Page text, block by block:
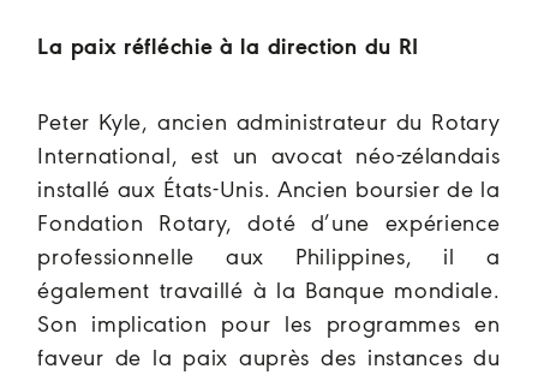
La paix réfléchie à la direction du RI
Peter Kyle, ancien administrateur du Rotary
International, est un avocat néo-zélandais
installé aux États-Unis. Ancien boursier de la
Fondation Rotary, doté d’une expérience
professionnelle aux Philippines, il a
également travaillé à la Banque mondiale.
Son implication pour les programmes en
faveur de la paix auprès des instances du